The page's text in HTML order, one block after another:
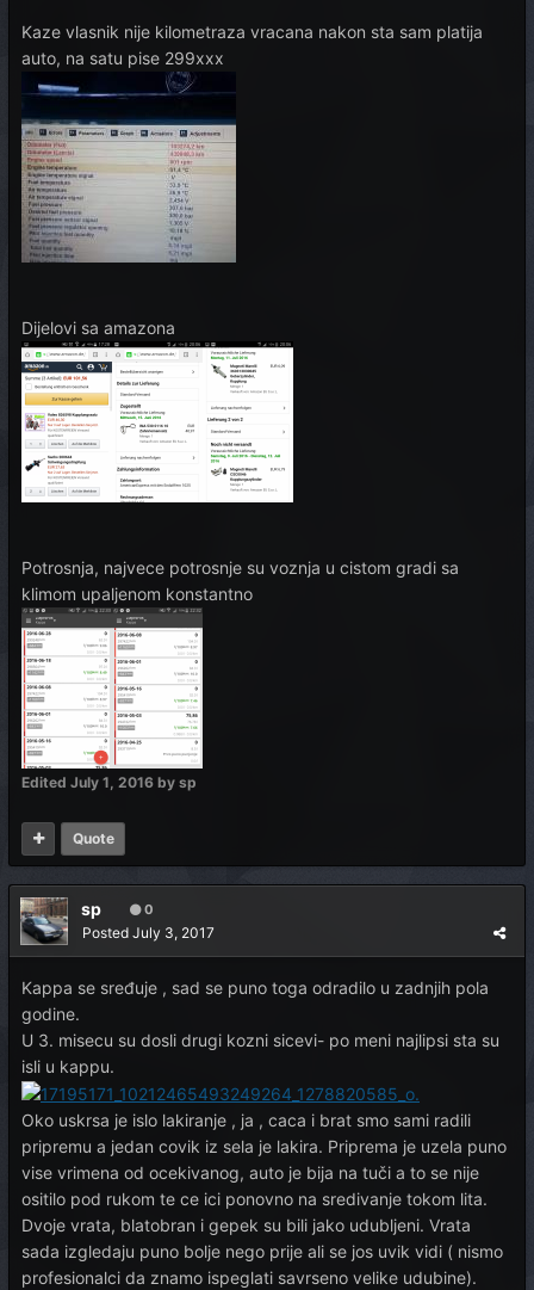
Kaze vlasnik nije kilometraza vracana nakon sta sam platija
auto, na satu pise 299xxx
Dijelovi sa amazona
Potrosnja, najvece potrosnje su voznja u cistom gradi sa
klimom upaljenom konstantno
Edited July 1, 2016 by sp
Quote
sp 0
Posted July 3, 2017
Kappa se sređuje , sad se puno toga odradilo u zadnjih pola
godine.
U 3. misecu su dosli drugi kozni sicevi- po meni najlipsi sta su
isli u kappu.
Oko uskrsa je islo lakiranje , ja , caca i brat smo sami radili
pripremu a jedan covik iz sela je lakira. Priprema je uzela puno
vise vrimena od ocekivanog, auto je bija na tuči a to se nije
ositilo pod rukom te ce ici ponovno na sredivanje tokom lita.
Dvoje vrata, blatobran i gepek su bili jako udubljeni. Vrata
sada izgledaju puno bolje nego prije ali se jos uvik vidi ( nismo
profesionalci da znamo ispeglati savrseno velike udubine).